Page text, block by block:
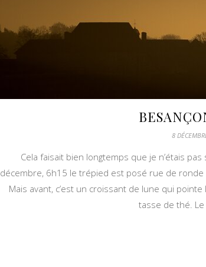
8
Cela faisait bien longtemps que je n’étais
décembre, 6h15 le trépied est posé rue de ronde
Mais avant, c’est un croissant de lune qui
tasse de thé.